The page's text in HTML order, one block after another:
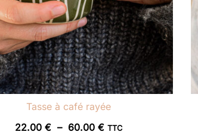
Tasse à café rayée
22.00 € – 60.00 €Plage
TTC